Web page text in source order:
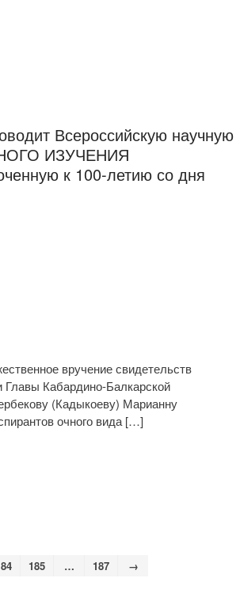
Всероссийскую научную
ИЗУЧЕНИЯ
к 100-летию со дня
вручение свидетельств
Главы Кабардино-Балкарской
(Кадыкоеву) Марианну
очного вида […]
185 … 187 →